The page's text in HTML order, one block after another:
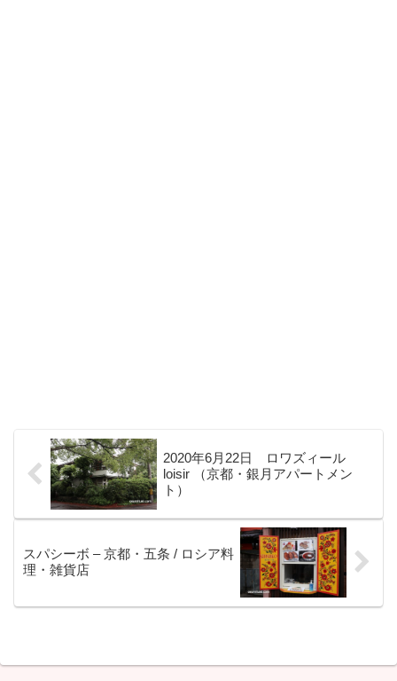
2020年6月22日 ロワズィール
loisir （京都・銀月アパートメン
ト）
スパシーボ – 京都・五条 / ロシア料
理・雑貨店